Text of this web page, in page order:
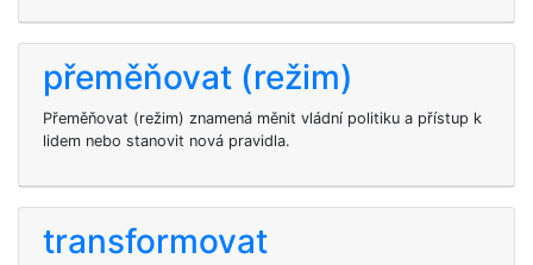
přeměňovat (režim)
Přeměňovat (režim) znamená měnit vládní politiku a přístup k
lidem nebo stanovit nová pravidla.
transformovat